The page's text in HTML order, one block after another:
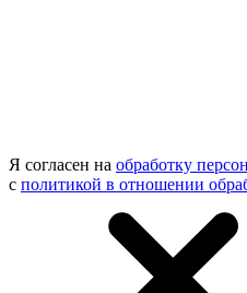
Я согласен на обработку
с политикой в отношении